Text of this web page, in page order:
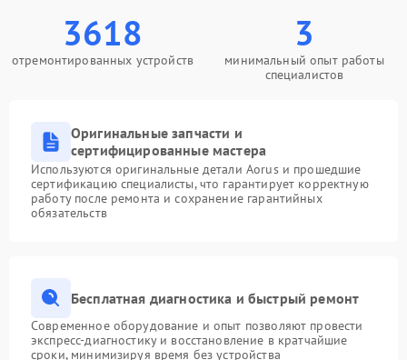
3618
отремонтированных устройств
3
минимальный опыт работы
специалистов
Оригинальные запчасти и
сертифицированные мастера
Используются оригинальные детали Aorus и прошедшие
сертификацию специалисты, что гарантирует корректную
работу после ремонта и сохранение гарантийных
обязательств
Бесплатная диагностика и быстрый ремонт
Современное оборудование и опыт позволяют провести
экспресс-диагностику и восстановление в кратчайшие
сроки, минимизируя время без устройства